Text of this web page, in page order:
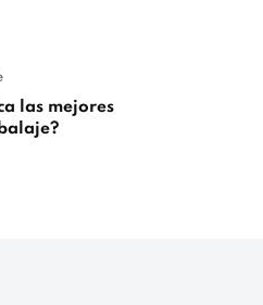
las mejores